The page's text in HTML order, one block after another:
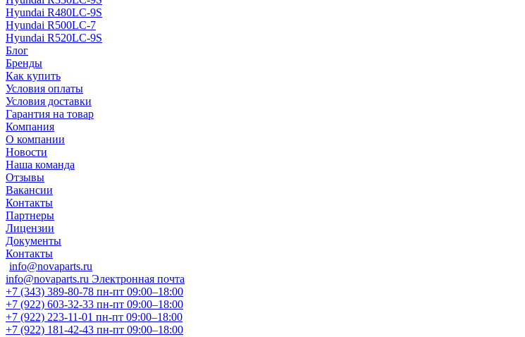
Hyundai R480LC-9S
Hyundai R500LC-7
Hyundai R520LC-9S
Блог
Бренды
Как купить
Условия оплаты
Условия доставки
Гарантия на товар
Компания
О компании
Новости
Наша команда
Отзывы
Вакансии
Контакты
Партнеры
Лицензии
Документы
Контакты
info@novaparts.ru
info@novaparts.ru Электронная почта
+7 (343) 389-80-78 пн-пт 09:00–18:00
+7 (922) 603-32-33 пн-пт 09:00–18:00
+7 (922) 223-11-01 пн-пт 09:00–18:00
+7 (922) 181-42-43 пн-пт 09:00–18:00